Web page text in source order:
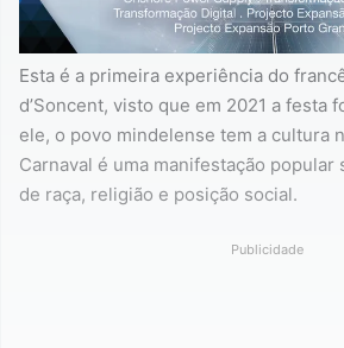
Esta é a primeira experiência do
d’Soncent, visto que em 2021 a festa
ele, o povo mindelense tem a cultura
Carnaval é uma manifestação popular
de raça, religião e posição social.
Publicidade